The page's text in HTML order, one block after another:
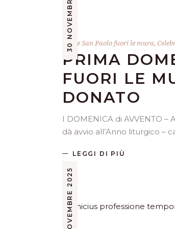
Abate San Paolo fuori le mura,
PRIMA
FUORI LE
DONATO
I DOMENICA di AVVENTO
dà avvio all’Anno liturgico –
LEGGI DI PIÙ
2 NOVEMBRE 2025